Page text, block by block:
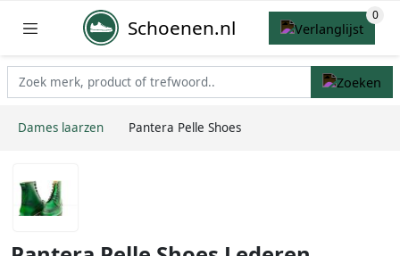
Schoenen.nl
Dames laarzen Pantera Pelle Shoes